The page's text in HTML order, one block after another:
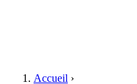
Accueil ›